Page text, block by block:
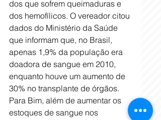
dos que sofrem queimaduras e
dos hemofílicos. O vereador citou
dados do Ministério da Saúde
que informam que, no Brasil,
apenas 1,9% da população era
doadora de sangue em 2010,
enquanto houve um aumento de
30% no transplante de órgãos.
Para Bim, além de aumentar os
estoques de sangue nos